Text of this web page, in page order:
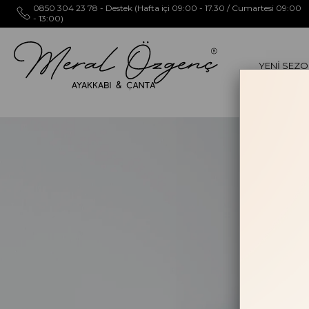
0850 304 23 78 - Destek (Hafta içi 09:00 - 17.30 / Cumartesi 09:00
- 13:00)
YENİ